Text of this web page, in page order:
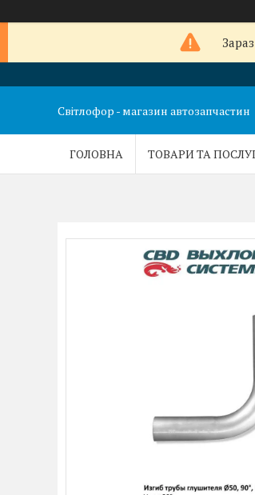
Світлофор - магазин автозапчастин
ГОЛОВНА ТОВАРИ ТА